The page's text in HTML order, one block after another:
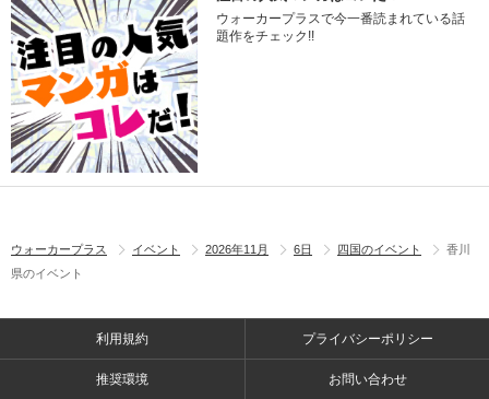
ウォーカープラスで今一番読まれている話
題作をチェック!!
ウォーカープラス イベント 2026年11月 6日 四国のイベント
香川
県のイベント
利用規約 プライバシーポリシー
推奨環境 お問い合わせ